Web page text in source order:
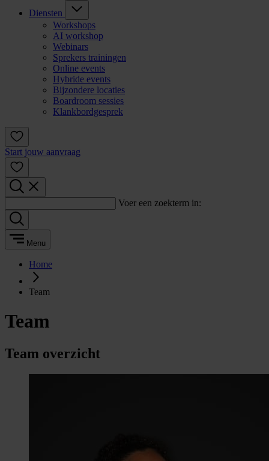
Diensten
Workshops
AI workshop
Webinars
Sprekers trainingen
Online events
Hybride events
Bijzondere locaties
Boardroom sessies
Klankbordgesprek
Start jouw aanvraag
Voer een zoekterm in:
Menu
Home
Team
Team
Team overzicht